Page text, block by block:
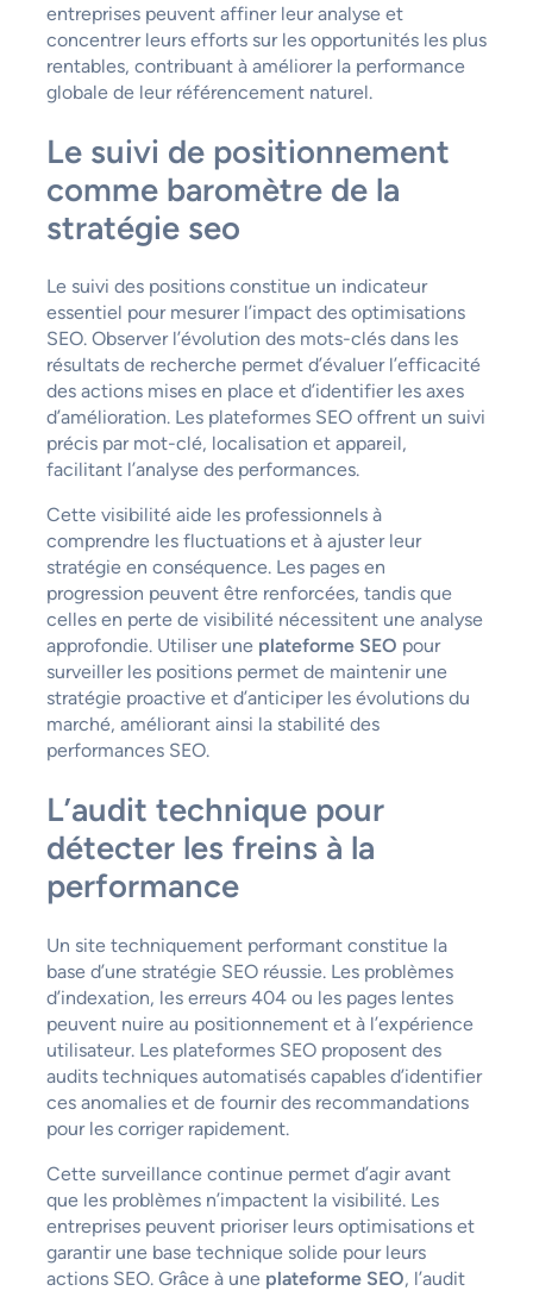
entreprises peuvent affiner leur analyse et
concentrer leurs efforts sur les opportunités les plus
rentables, contribuant à améliorer la performance
globale de leur référencement naturel.
Le suivi de positionnement
comme baromètre de la
stratégie seo
Le suivi des positions constitue un indicateur
essentiel pour mesurer l’impact des optimisations
SEO. Observer l’évolution des mots-clés dans les
résultats de recherche permet d’évaluer l’efficacité
des actions mises en place et d’identifier les axes
d’amélioration. Les plateformes SEO offrent un suivi
précis par mot-clé, localisation et appareil,
facilitant l’analyse des performances.
Cette visibilité aide les professionnels à
comprendre les fluctuations et à ajuster leur
stratégie en conséquence. Les pages en
progression peuvent être renforcées, tandis que
celles en perte de visibilité nécessitent une analyse
approfondie. Utiliser une plateforme SEO pour
surveiller les positions permet de maintenir une
stratégie proactive et d’anticiper les évolutions du
marché, améliorant ainsi la stabilité des
performances SEO.
L’audit technique pour
détecter les freins à la
performance
Un site techniquement performant constitue la
base d’une stratégie SEO réussie. Les problèmes
d’indexation, les erreurs 404 ou les pages lentes
peuvent nuire au positionnement et à l’expérience
utilisateur. Les plateformes SEO proposent des
audits techniques automatisés capables d’identifier
ces anomalies et de fournir des recommandations
pour les corriger rapidement.
Cette surveillance continue permet d’agir avant
que les problèmes n’impactent la visibilité. Les
entreprises peuvent prioriser leurs optimisations et
garantir une base technique solide pour leurs
actions SEO. Grâce à une plateforme SEO, l’audit